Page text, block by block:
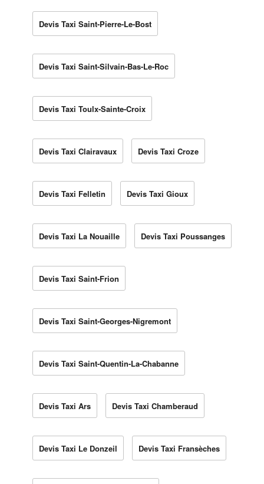
Devis Taxi Saint-Pierre-Le-Bost
Devis Taxi Saint-Silvain-Bas-Le-Roc
Devis Taxi Toulx-Sainte-Croix
Devis Taxi Clairavaux Devis Taxi Croze
Devis Taxi Felletin Devis Taxi Gioux
Devis Taxi La Nouaille Devis Taxi Poussanges
Devis Taxi Saint-Frion
Devis Taxi Saint-Georges-Nigremont
Devis Taxi Saint-Quentin-La-Chabanne
Devis Taxi Ars Devis Taxi Chamberaud
Devis Taxi Le Donzeil Devis Taxi Fransèches